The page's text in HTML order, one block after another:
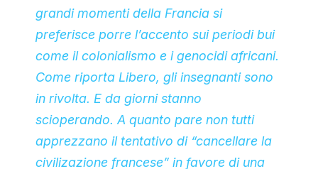
grandi momenti della Francia si
preferisce porre l’accento sui periodi bui
come il colonialismo e i genocidi africani.
Come riporta Libero, gli insegnanti sono
in rivolta. E da giorni stanno
scioperando. A quanto pare non tutti
apprezzano il tentativo di “cancellare la
civilizazione francese” in favore di una